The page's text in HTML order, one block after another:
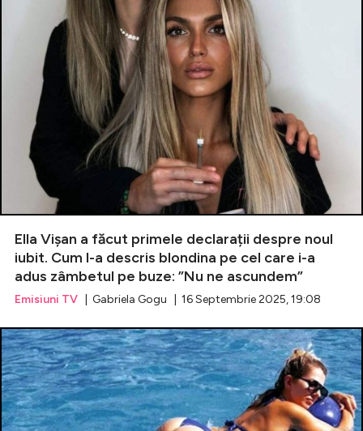
Ella Vișan a făcut primele declarații despre noul
iubit. Cum l-a descris blondina pe cel care i-a
adus zâmbetul pe buze: ”Nu ne ascundem”
Emisiuni TV | Gabriela Gogu | 16 Septembrie 2025, 19:08